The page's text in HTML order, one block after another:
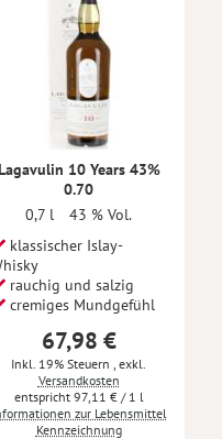
10 Years 43%
0.70
0,7 l
43 % Vol.
klassischer Islay-
rauchig und salzig
cremiges Mundgefühl
67,98 €
Inkl. 19% Steuern
exkl.
Versandkosten
97,11 € / 1 l
zur Lebensmittel
Kennzeichnung